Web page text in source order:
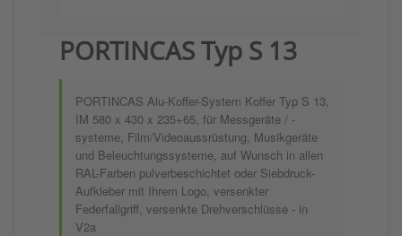
PORTINCAS Typ S 13
PORTINCAS Alu-Koffer-System Koffer Typ S 13,
IM 580 x 430 x 235+65, für Messgeräte / -
systeme, Film/Videoaussrüstung, Musikgeräte
und Beleuchtungssysteme, auf Wunsch in allen
RAL-Farben pulverbeschichtet oder Siebdruck-
Aufkleber mit Ihrem Logo, versenkter
Federfallgriff, versenkte Drehverschlüsse - in
V2a